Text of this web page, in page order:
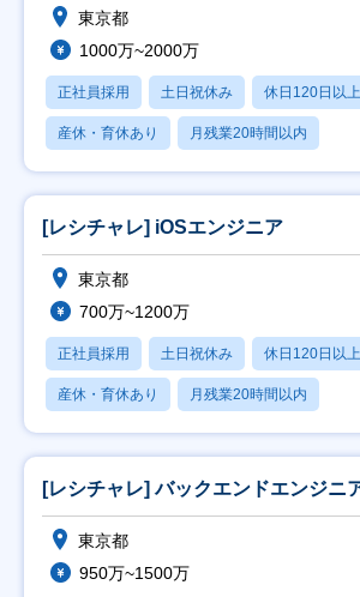
東京都
1000万~2000万
正社員採用 土日祝休み 休日120日以上
産休・育休あり 月残業20時間以内
[レシチャレ] iOSエンジニア
東京都
700万~1200万
正社員採用 土日祝休み 休日120日以上
産休・育休あり 月残業20時間以内
[レシチャレ] バックエンドエンジニ
東京都
950万~1500万